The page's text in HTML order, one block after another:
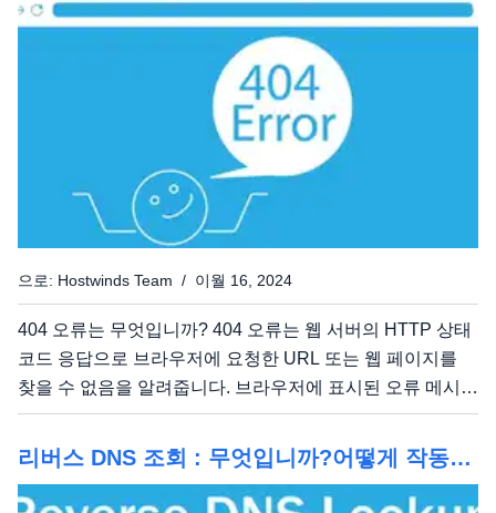
않으면 웹을 탐색하는 것은 불가능하지 않으면 어려워 질 수
으로: Hostwinds Team / 이월 16, 2024
404 오류는 무엇입니까? 404 오류는 웹 서버의 HTTP 상태
코드 응답으로 브라우저에 요청한 URL 또는 웹 페이지를
찾을 수 없음을 알려줍니다. 브라우저에 표시된 오류 메시지
는 서버가 404 오류 메시지로 응답하도록 구성되는 방식에
따라 다를 수 있습니다. 가장 일반적인 메시지는 다음과 같
습니다. 404 페이지를 찾을 수 없습니다 HTTP 404 찾을 수
없습니다 요청 페이지 URL을 찾을 수 없습니다 이 페이지
리버스 DNS 조회 : 무엇입니까?어떻게 작동합
니까?